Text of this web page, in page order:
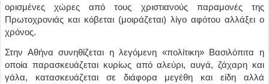
ορισμένες χώρες από τους χριστιανούς παραμονές της
Πρωτοχρονιάς και κόβεται (μοιράζεται) λίγο αφότου αλλάξει ο
χρόνος.
Στην Αθήνα συνηθίζεται η λεγόμενη «πολίτικη» Βασιλόπιτα η
οποία παρασκευάζεται κυρίως από αλεύρι, αυγά, ζάχαρη και
γάλα, κατασκευάζεται σε διάφορα μεγέθη και είδη αλλά